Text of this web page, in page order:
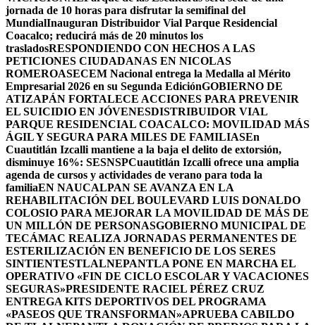
jornada de 10 horas para disfrutar la semifinal del
MundialInauguran Distribuidor Vial Parque Residencial
Coacalco; reducirá más de 20 minutos los
trasladosRESPONDIENDO CON HECHOS A LAS
PETICIONES CIUDADANAS EN NICOLAS
ROMEROASECEM Nacional entrega la Medalla al Mérito
Empresarial 2026 en su Segunda EdiciónGOBIERNO DE
ATIZAPÁN FORTALECE ACCIONES PARA PREVENIR
EL SUICIDIO EN JÓVENESDISTRIBUIDOR VIAL
PARQUE RESIDENCIAL COACALCO: MOVILIDAD MÁS
ÁGIL Y SEGURA PARA MILES DE FAMILIASEn
Cuautitlán Izcalli mantiene a la baja el delito de extorsión,
disminuye 16%: SESNSPCuautitlán Izcalli ofrece una amplia
agenda de cursos y actividades de verano para toda la
familiaEN NAUCALPAN SE AVANZA EN LA
REHABILITACIÓN DEL BOULEVARD LUIS DONALDO
COLOSIO PARA MEJORAR LA MOVILIDAD DE MÁS DE
UN MILLÓN DE PERSONASGOBIERNO MUNICIPAL DE
TECÁMAC REALIZA JORNADAS PERMANENTES DE
ESTERILIZACIÓN EN BENEFICIO DE LOS SERES
SINTIENTESTLALNEPANTLA PONE EN MARCHA EL
OPERATIVO «FIN DE CICLO ESCOLAR Y VACACIONES
SEGURAS»PRESIDENTE RACIEL PÉREZ CRUZ
ENTREGA KITS DEPORTIVOS DEL PROGRAMA
«PASEOS QUE TRANSFORMAN»APRUEBA CABILDO